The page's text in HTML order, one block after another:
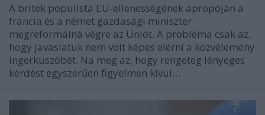
A britek populista EU-ellenességének apropóján a
francia és a német gazdasági miniszter
megreformálná végre az Uniót. A probléma csak az,
hogy javaslatuk nem volt képes elérni a közvélemény
ingerküszöbét. Na meg az, hogy rengeteg lényeges
kérdést egyszerűen figyelmen kívül…